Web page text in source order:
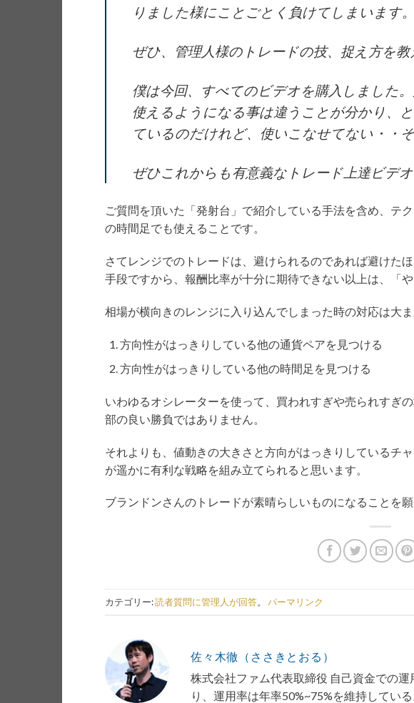
りました様にことごとく負けてしまいます。
ぜひ、管理人様のトレードの技、捉え方を
僕は今回、すべてのビデオを購入しました
使えるようになる事は違うことが分かり、
ているのだけれど、使いこなせてない・・そ
ぜひこれからも有意義なトレード上達ビデ
ご質問を頂いた「発射台」で紹介している手法を含め、テ
の時間足でも使えることです。
さてレンジでのトレードは、避けられるのであれば避けた
手段ですから、報酬比率が十分に期待できない以上は、「
相場が横向きのレンジに入り込んでしまった時の対応は大ま
方向性がはっきりしている他の通貨ペアを見つける
方向性がはっきりしている他の時間足を見つける
いわゆるオシレーターを使って、買われすぎや売られすぎ
部の良い勝負ではありません。
それよりも、値動きの大きさと方向がはっきりしているチ
が遥かに有利な戦略を組み立てられると思います。
ブランドンさんのトレードが素晴らしいものになることを願
カテゴリー:読者質問に管理人が回答。 パーマリンク
佐々木徹（ささきとおる）
株式会社ファム代表取締役 自己資金での
り、運用率は年率50%~75%を維持してい